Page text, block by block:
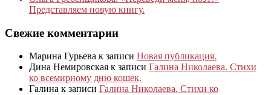
Представляем новую книгу.
Свежие комментарии
Марина Гурьева к записи Новая публикация.
Дина Немировская к записи Галина Николаева. Стихи
ко всемирному дню кошек.
Галина к записи Галина Николаева. Стихи ко